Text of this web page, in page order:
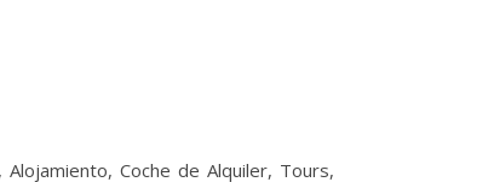
Alojamiento, Coche de Alquiler, Tours,